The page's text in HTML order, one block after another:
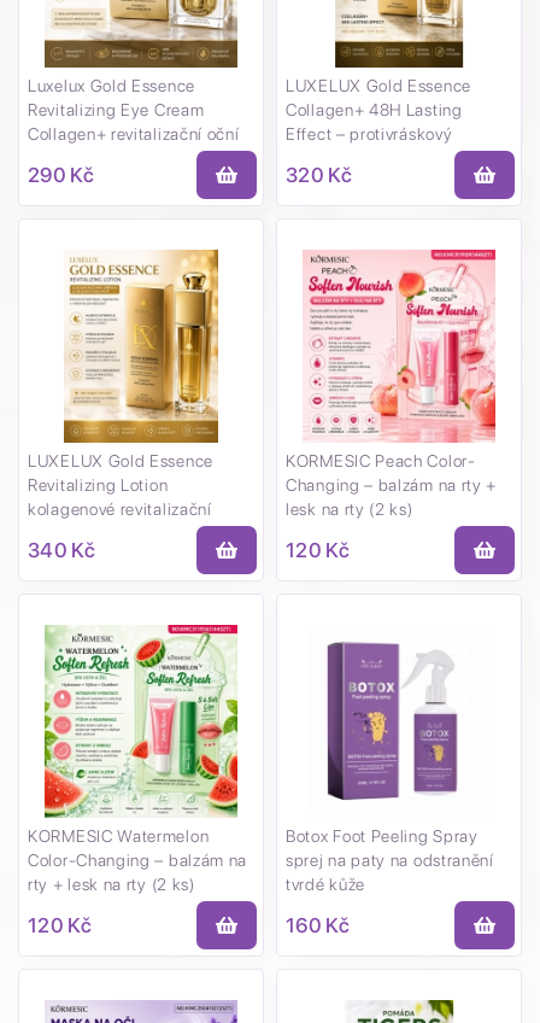
Luxelux Gold Essence
Revitalizing Eye Cream
Collagen+ revitalizační oční
krém se zlatou esencí 30 g
290 Kč
LUXELUX Gold Essence
Collagen+ 48H Lasting
Effect – protivráskový
320 Kč
LUXELUX Gold Essence
Revitalizing Lotion
kolagenové revitalizační
340 Kč
KORMESIC Peach Color-
Changing – balzám na rty +
lesk na rty (2 ks)
120 Kč
KORMESIC Watermelon
Color-Changing – balzám na
rty + lesk na rty (2 ks)
120 Kč
Botox Foot Peeling Spray
sprej na paty na odstranění
tvrdé kůže
160 Kč